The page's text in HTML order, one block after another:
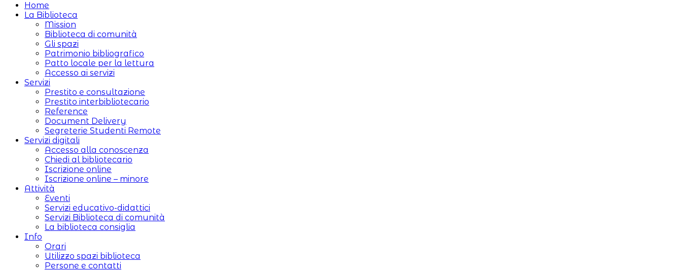
web
Home
La Biblioteca
Mission
Biblioteca di comunità
Gli spazi
Patrimonio bibliografico
Patto locale per la lettura
Accesso ai servizi
Servizi
Prestito e consultazione
Prestito interbibliotecario
Reference
Document Delivery
Segreterie Studenti Remote
Servizi digitali
Accesso alla conoscenza
Chiedi al bibliotecario
Iscrizione online
Iscrizione online – minore
Attività
Eventi
Servizi educativo-didattici
Servizi Biblioteca di comunità
La biblioteca consiglia
Info
Orari
Utilizzo spazi biblioteca
Persone e contatti